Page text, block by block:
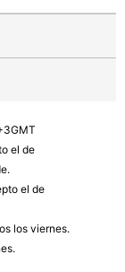
el de
el de
los viernes.